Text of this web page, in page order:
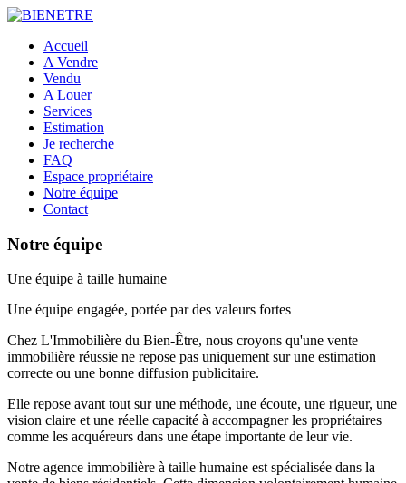
Accueil
A Vendre
Vendu
A Louer
Services
Estimation
Je recherche
FAQ
Espace propriétaire
Notre équipe
Contact
Notre équipe
Une équipe à taille humaine
Une équipe engagée, portée par des valeurs fortes
Chez L'Immobilière du Bien-Être, nous croyons qu'une vente
immobilière réussie ne repose pas uniquement sur une estimation
correcte ou une bonne diffusion publicitaire.
Elle repose avant tout sur une méthode, une écoute, une rigueur, une
vision claire et une réelle capacité à accompagner les propriétaires
comme les acquéreurs dans une étape importante de leur vie.
Notre agence immobilière à taille humaine est spécialisée dans la